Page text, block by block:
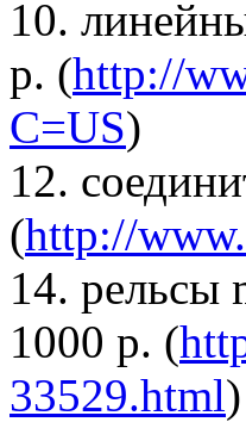
10.
р. (http://
C=US)
12.
(http://
14. рельсы
1000 р. (
33529.html)